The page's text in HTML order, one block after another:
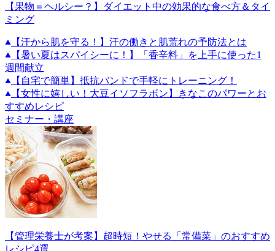
【果物＝ヘルシー？】ダイエット中の効果的な食べ方＆タイ
ミング
【汗から肌を守る！】汗の働きと肌荒れの予防法とは
【暑い夏はスパイシーに！】「香辛料」を上手に使った1
週間献立
【自宅で簡単】抵抗バンドで手軽にトレーニング！
【女性に嬉しい！大豆イソフラボン】きなこのパワーとお
すすめレシピ
セミナー・講座
【管理栄養士が考案】超時短！やせる「常備菜」のおすすめ
レシピ4選